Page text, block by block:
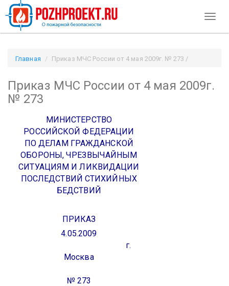
Главная
Приказ МЧС России от 4 мая 2009г. № 273 /
Приказ МЧС России от 4 мая 2009г.
№ 273
МИНИСТЕРСТВО
РОССИЙСКОЙ ФЕДЕРАЦИИ
ПО ДЕЛАМ ГРАЖДАНСКОЙ
ОБОРОНЫ, ЧРЕЗВЫЧАЙНЫМ
СИТУАЦИЯМ И ЛИКВИДАЦИИ
ПОСЛЕДСТВИЙ СТИХИЙНЫХ
БЕДСТВИЙ
ПРИКАЗ
4.05.2009
г.
Москва
№ 273